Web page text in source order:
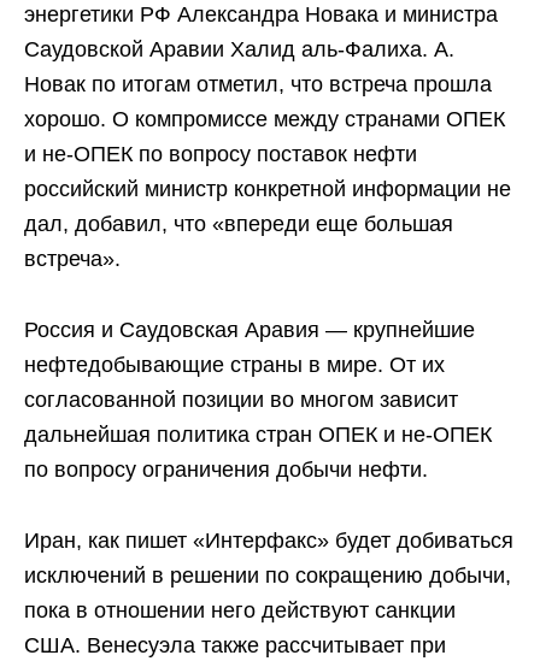
энергетики РФ Александра Новака и министра
Саудовской Аравии Халид аль-Фалиха. А.
Новак по итогам отметил, что встреча прошла
хорошо. О компромиссе между странами ОПЕК
и не-ОПЕК по вопросу поставок нефти
российский министр конкретной информации не
дал, добавил, что «впереди еще большая
встреча».
Россия и Саудовская Аравия — крупнейшие
нефтедобывающие страны в мире. От их
согласованной позиции во многом зависит
дальнейшая политика стран ОПЕК и не-ОПЕК
по вопросу ограничения добычи нефти.
Иран, как пишет «Интерфакс» будет добиваться
исключений в решении по сокращению добычи,
пока в отношении него действуют санкции
США. Венесуэла также рассчитывает при